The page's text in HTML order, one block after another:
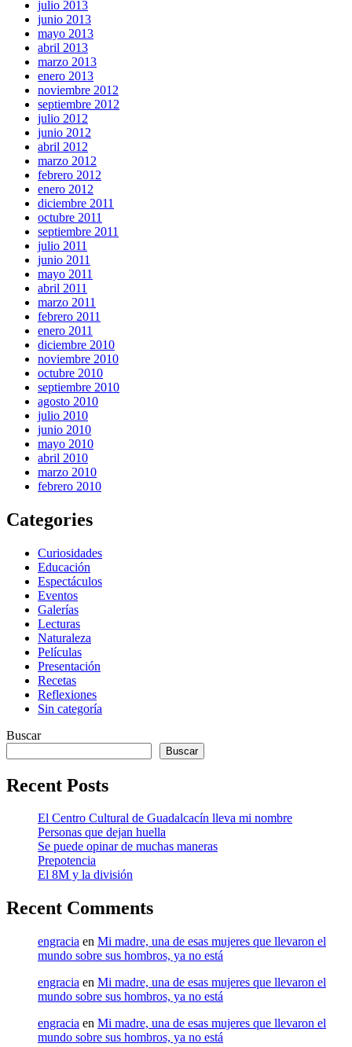
julio 2013
junio 2013
mayo 2013
abril 2013
marzo 2013
enero 2013
noviembre 2012
septiembre 2012
julio 2012
junio 2012
abril 2012
marzo 2012
febrero 2012
enero 2012
diciembre 2011
octubre 2011
septiembre 2011
julio 2011
junio 2011
mayo 2011
abril 2011
marzo 2011
febrero 2011
enero 2011
diciembre 2010
noviembre 2010
octubre 2010
septiembre 2010
agosto 2010
julio 2010
junio 2010
mayo 2010
abril 2010
marzo 2010
febrero 2010
Categories
Curiosidades
Educación
Espectáculos
Eventos
Galerías
Lecturas
Naturaleza
Películas
Presentación
Recetas
Reflexiones
Sin categoría
Buscar
Buscar
Recent Posts
El Centro Cultural de Guadalcacín lleva mi nombre
Personas que dejan huella
Se puede opinar de muchas maneras
Prepotencia
El 8M y la división
Recent Comments
engracia en Mi madre, una de esas mujeres que llevaron el
mundo sobre sus hombros, ya no está
engracia en Mi madre, una de esas mujeres que llevaron el
mundo sobre sus hombros, ya no está
engracia en Mi madre, una de esas mujeres que llevaron el
mundo sobre sus hombros, ya no está